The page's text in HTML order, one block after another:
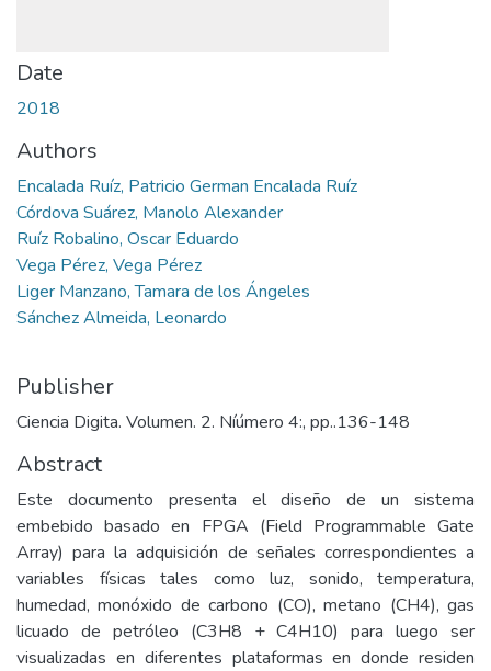
Date
2018
Authors
Encalada Ruíz, Patricio German Encalada Ruíz
Córdova Suárez, Manolo Alexander
Ruíz Robalino, Oscar Eduardo
Vega Pérez, Vega Pérez
Liger Manzano, Tamara de los Ángeles
Sánchez Almeida, Leonardo
Publisher
Ciencia Digita. Volumen. 2. Níúmero 4:, pp..136-148
Abstract
Este documento presenta el diseño de un sistema
embebido basado en FPGA (Field Programmable Gate
Array) para la adquisición de señales correspondientes a
variables físicas tales como luz, sonido, temperatura,
humedad, monóxido de carbono (CO), metano (CH4), gas
licuado de petróleo (C3H8 + C4H10) para luego ser
visualizadas en diferentes plataformas en donde residen